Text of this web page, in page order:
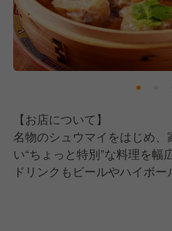
【お店について】
名物のシュウマイをはじめ
い“ちょっと特別”な料理を幅
ドリンクもビールやハイボ